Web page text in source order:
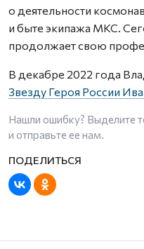
о деятельности
и быте экипажа МКС.
продолжает свою
В декабре 2022 года
Звезду Героя России
Нашли ошибку? Выделите
и отправьте ее нам.